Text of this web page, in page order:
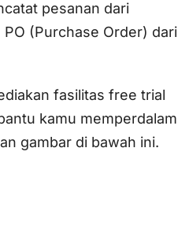
pesanan dari
(Purchase Order) dari
fasilitas free trial
kamu memperdalam
gambar di bawah ini.